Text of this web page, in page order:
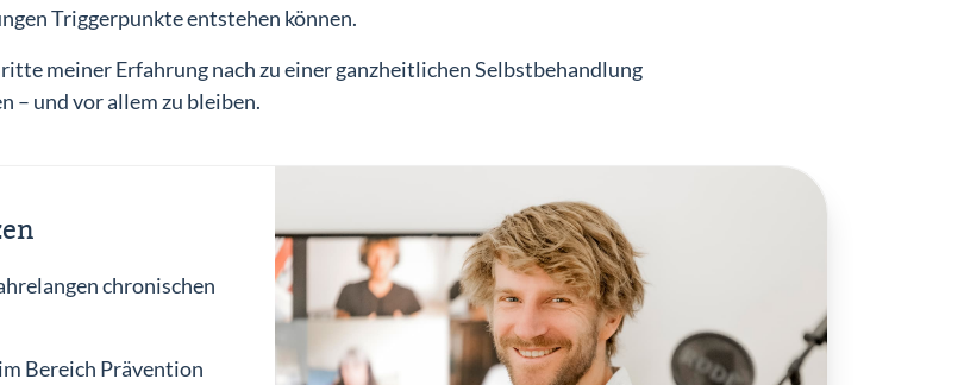
Triggerpunkte entstehen können.
meiner Erfahrung nach zu einer ganzheitlichen Selbstbehandlung
– und vor allem zu bleiben.
chronischen
Bereich Prävention